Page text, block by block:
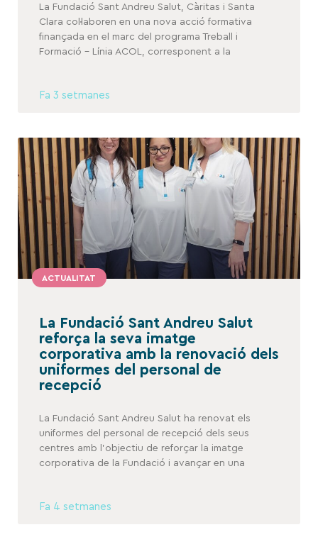
La Fundació Sant Andreu Salut, Càritas i Santa
Clara col·laboren en una nova acció formativa
finançada en el marc del programa Treball i
Formació – Línia ACOL, corresponent a la
Fa 3 setmanes
ACTUALITAT
La Fundació Sant Andreu Salut
reforça la seva imatge
corporativa amb la renovació dels
uniformes del personal de
recepció
La Fundació Sant Andreu Salut ha renovat els
uniformes del personal de recepció dels seus
centres amb l’objectiu de reforçar la imatge
corporativa de la Fundació i avançar en una
Fa 4 setmanes